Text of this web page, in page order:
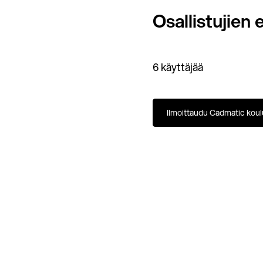
Osallistujien
6 käyttäjää
Ilmoittaudu Cadmatic